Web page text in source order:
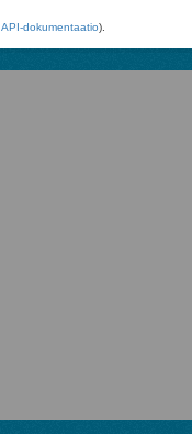
API-dokumentaatio).